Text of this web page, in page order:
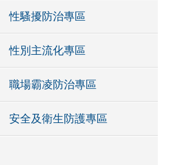
性騷擾防治專區
性別主流化專區
職場霸凌防治專區
安全及衛生防護專區